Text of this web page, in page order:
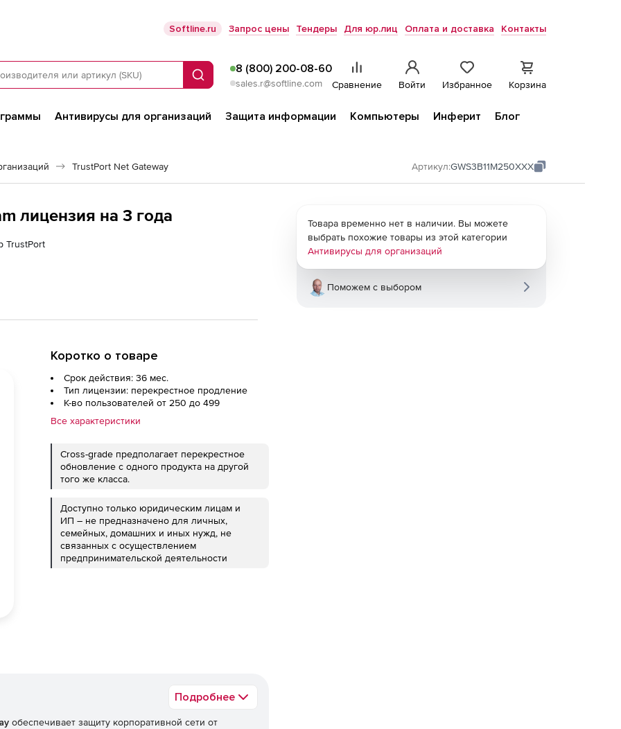
Softline.ru Запрос цены Тендеры Для юр.лиц Оплата и доставка Контакты
Поиск
8 (800) 200-08-60
sales.r@softline.com Сравнение Войти Избранное Корзина
Антивирусы для организаций Защита информации Компьютеры Инферит
Блог
TrustPort Net Gateway Артикул:GWS3B11M250XXX
лицензия на 3 года
TrustPort
Коротко о товаре
Срок действия: 36 мес.
Тип лицензии: перекрестное продление
К-во пользователей от 250 до 499
Все характеристики
Cross-grade предполагает перекрестное
обновление с одного продукта на другой
того же класса.
Доступно только юридическим лицам и
ИП – не предназначено для личных,
семейных, домашних и иных нужд, не
связанных с осуществлением
предпринимательской деятельности
Подробнее
обеспечивает защиту корпоративной сети от
Товара временно нет в наличии. Вы можете
выбрать похожие товары из этой категории
Антивирусы для организаций
Поможем с выбором